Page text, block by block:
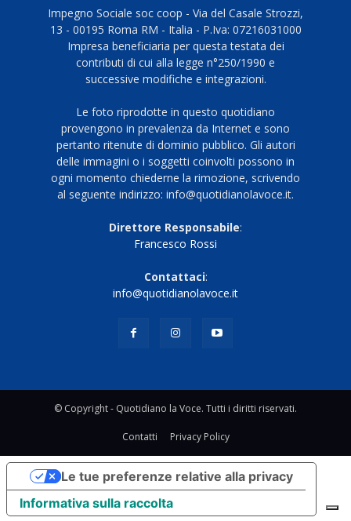
Impegno Sociale soc coop - Via del Casale Strozzi,
13 - 00195 Roma RM - Italia - P.Iva: 07216031000
Impresa beneficiaria per questa testata dei
contributi di cui alla legge n°250/1990 e
successive modifiche e integrazioni.
Le foto riprodotte in questo quotidiano
provengono in prevalenza da Internet e sono
pertanto ritenute di dominio pubblico. Gli autori
delle immagini o i soggetti coinvolti possono in
ogni momento chiederne la rimozione, scrivendo
al seguente indirizzo: info@quotidianolavoce.it.
Direttore Responsabile:
Francesco Rossi
Contattaci:
info@quotidianolavoce.it
© Copyright - Quotidiano la Voce. Tutti i diritti riservati.
Contatti Privacy Policy
Informativa sulla raccolta
Le tue preferenze relative alla privacy